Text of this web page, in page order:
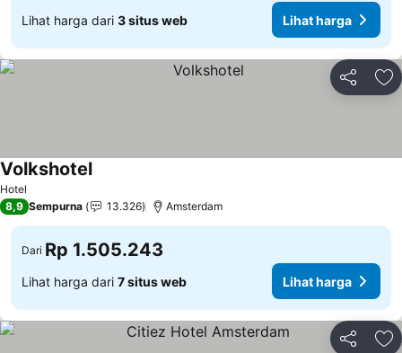
Lihat harga dari 3 situs web Lihat harga
Bagikan
Hotel
Volkshotel
8,9 Sempurna 13.326 Amsterdam
Dari Rp 1.505.243
Lihat harga dari 7 situs web Lihat harga
Bagikan